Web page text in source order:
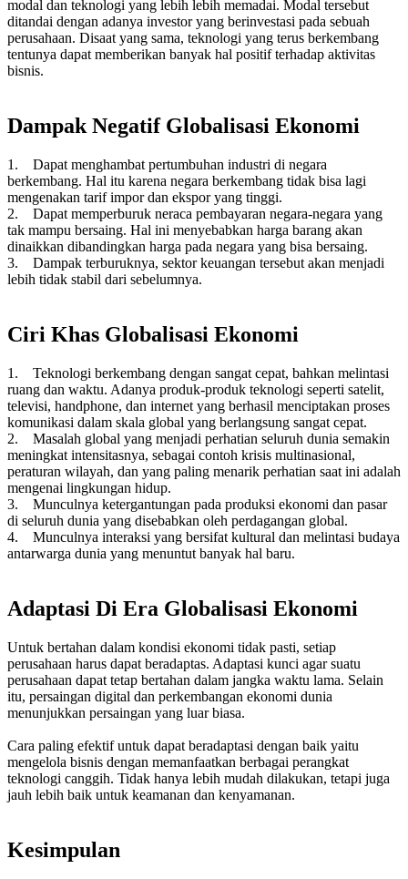
modal dan teknologi yang lebih lebih memadai. Modal tersebut
ditandai dengan adanya investor yang berinvestasi pada sebuah
perusahaan. Disaat yang sama, teknologi yang terus berkembang
tentunya dapat memberikan banyak hal positif terhadap aktivitas
bisnis.
Dampak Negatif Globalisasi Ekonomi
1. Dapat menghambat pertumbuhan industri di negara
berkembang. Hal itu karena negara berkembang tidak bisa lagi
mengenakan tarif impor dan ekspor yang tinggi.
2. Dapat memperburuk neraca pembayaran negara-negara yang
tak mampu bersaing. Hal ini menyebabkan harga barang akan
dinaikkan dibandingkan harga pada negara yang bisa bersaing.
3. Dampak terburuknya, sektor keuangan tersebut akan menjadi
lebih tidak stabil dari sebelumnya.
Ciri Khas Globalisasi Ekonomi
1. Teknologi berkembang dengan sangat cepat, bahkan melintasi
ruang dan waktu. Adanya produk-produk teknologi seperti satelit,
televisi, handphone, dan internet yang berhasil menciptakan proses
komunikasi dalam skala global yang berlangsung sangat cepat.
2. Masalah global yang menjadi perhatian seluruh dunia semakin
meningkat intensitasnya, sebagai contoh krisis multinasional,
peraturan wilayah, dan yang paling menarik perhatian saat ini adalah
mengenai lingkungan hidup.
3. Munculnya ketergantungan pada produksi ekonomi dan pasar
di seluruh dunia yang disebabkan oleh perdagangan global.
4. Munculnya interaksi yang bersifat kultural dan melintasi budaya
antarwarga dunia yang menuntut banyak hal baru.
Adaptasi Di Era Globalisasi Ekonomi
Untuk bertahan dalam kondisi ekonomi tidak pasti, setiap
perusahaan harus dapat beradaptas. Adaptasi kunci agar suatu
perusahaan dapat tetap bertahan dalam jangka waktu lama. Selain
itu, persaingan digital dan perkembangan ekonomi dunia
menunjukkan persaingan yang luar biasa.
Cara paling efektif untuk dapat beradaptasi dengan baik yaitu
mengelola bisnis dengan memanfaatkan berbagai perangkat
teknologi canggih. Tidak hanya lebih mudah dilakukan, tetapi juga
jauh lebih baik untuk keamanan dan kenyamanan.
Kesimpulan